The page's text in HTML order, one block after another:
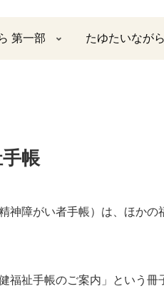
第一部 たゆたいなが
帳
神障がい者手帳）は、ほかの
福祉手帳のご案内」という冊